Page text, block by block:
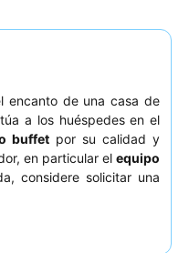
encanto de una casa de
a los huéspedes en el
buffetpor su calidad y
en particular el equipo
considere solicitar una